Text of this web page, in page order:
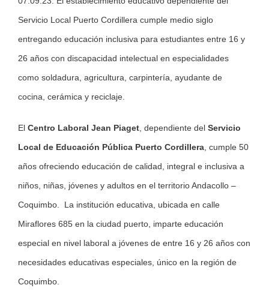
Servicio Local Puerto Cordillera cumple medio siglo
entregando educación inclusiva para estudiantes entre 16 y
26 años con discapacidad intelectual en especialidades
como soldadura, agricultura, carpintería, ayudante de
cocina, cerámica y reciclaje.
El Centro Laboral Jean Piaget , dependiente del Servicio
Local de Educación Pública Puerto Cordillera , cumple 50
años ofreciendo educación de calidad, integral e inclusiva a
niños, niñas, jóvenes y adultos en el territorio Andacollo –
Coquimbo. La institución educativa, ubicada en calle
Miraflores 685 en la ciudad puerto, imparte educación
especial en nivel laboral a jóvenes de entre 16 y 26 años con
necesidades educativas especiales, único en la región de
Coquimbo.